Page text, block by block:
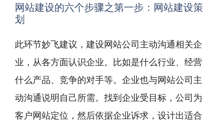
网站建设的六个步骤之第一步：网站建设策
划
此环节妙飞建议，建设网站公司主动沟通相关企
业，从各方面认识企业。比如是什么行业、经营
什么产品、竞争的对手等。企业也与网站公司主
动沟通说明自己所需。找到企业受目标，公司为
客户网站定位，然后依据企业诉求，设计出适合